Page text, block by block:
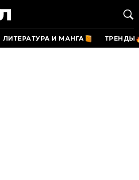
ЛИТЕРАТУРА И МАНГА ТРЕНДЫ